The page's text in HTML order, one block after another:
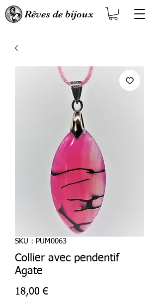
Rêves de bijoux
SKU : PUM0063
Collier avec pendentif
Agate
18,00 €Prix